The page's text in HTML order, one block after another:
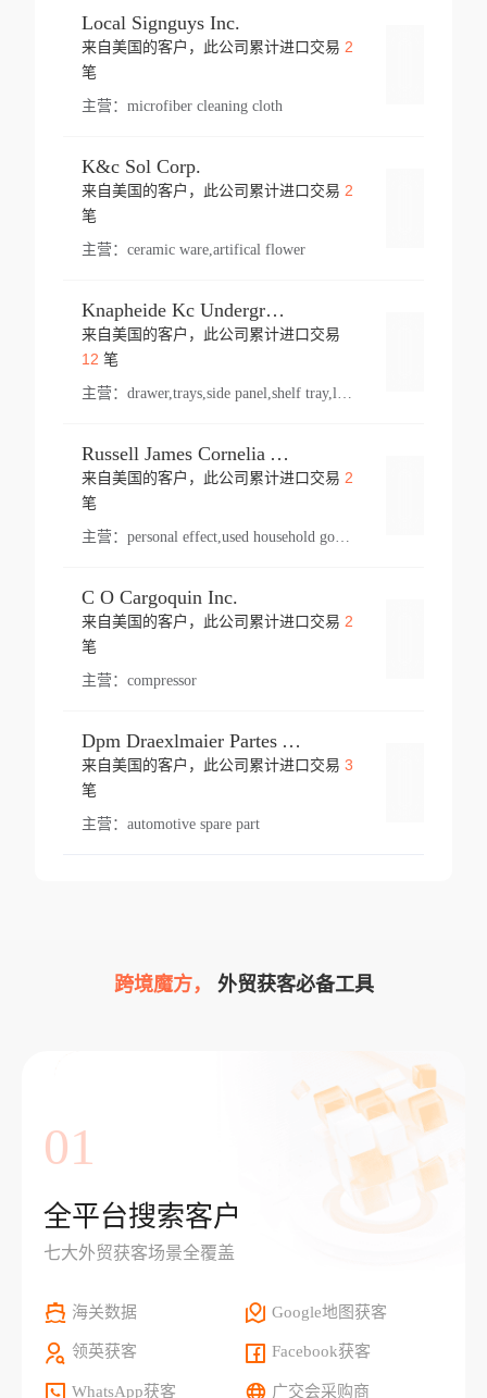
Local Signguys Inc.
来自美国的客户，此公司累计进口交易 2
笔
主营： microfiber cleaning cloth
K&c Sol Corp.
来自美国的客户，此公司累计进口交易 2
笔
主营： ceramic ware,artifical flower
Knapheide Kc Underground
来自美国的客户，此公司累计进口交易
12 笔
主营：
Russell James Cornelia Arlington Va
来自美国的客户，此公司累计进口交易 2
笔
主营： personal effect,used household goods
C O Cargoquin Inc.
来自美国的客户，此公司累计进口交易 2
笔
主营： compressor
Dpm Draexlmaier Partes Automotrices Corr Ind Huejotzingo
来自美国的客户，此公司累计进口交易 3
笔
主营： automotive spare part
跨境魔方， 外贸获客必备工具
01
全平台搜索客户
七大外贸获客场景全覆盖
海关数据 Google地图获客
领英获客 Facebook获客
WhatsApp获客 广交会采购商